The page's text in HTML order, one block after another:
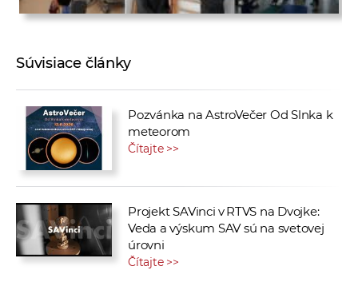
Súvisiace články
Pozvánka na AstroVečer Od Slnka k
meteorom
Čítajte >>
Projekt SAVinci v RTVS na Dvojke:
Veda a výskum SAV sú na svetovej
úrovni
Čítajte >>